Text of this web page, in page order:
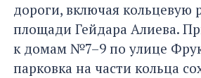
дороги, включая кольцевую
площади Гейдара Алиева.
к домам №7–9 по улице
парковка на части кольца